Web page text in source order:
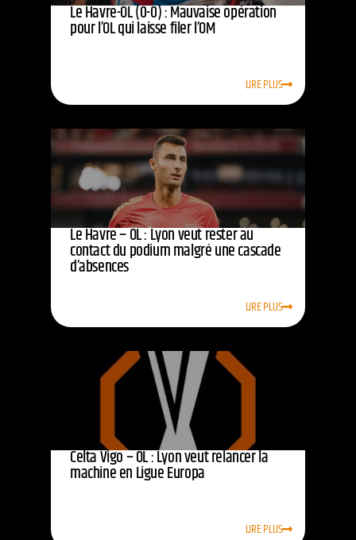
Le Havre-OL (0-0) : Mauvaise opération
pour l’OL qui laisse filer l’OM
LIRE PLUS
Le Havre – OL : Lyon veut rester au
contact du podium malgré une cascade
d’absences
LIRE PLUS
Celta Vigo – OL : Lyon veut relancer la
machine en Ligue Europa
LIRE PLUS